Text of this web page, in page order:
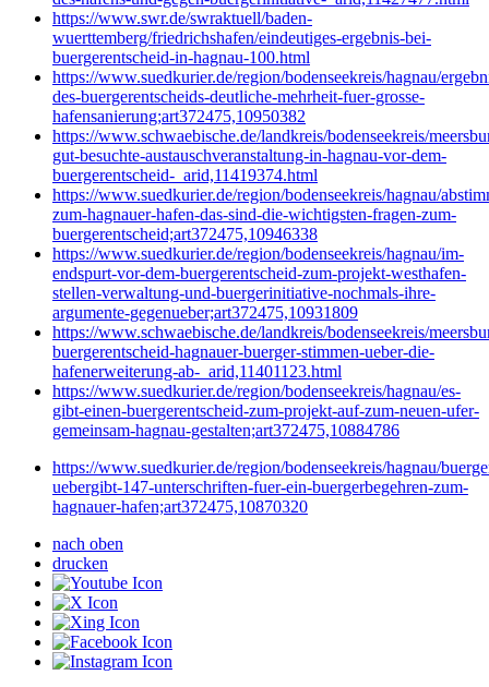
https://www.swr.de/swraktuell/baden-
wuerttemberg/friedrichshafen/eindeutiges-ergebnis-bei-
buergerentscheid-in-hagnau-100.html
https://www.suedkurier.de/region/bodenseekreis/hagnau/
des-buergerentscheids-deutliche-mehrheit-fuer-grosse-
hafensanierung;art372475,10950382
https://www.schwaebische.de/landkreis/bodenseekreis/
gut-besuchte-austauschveranstaltung-in-hagnau-vor-dem-
buergerentscheid-_arid,11419374.html
https://www.suedkurier.de/region/bodenseekreis/hagnau/
zum-hagnauer-hafen-das-sind-die-wichtigsten-fragen-zum-
buergerentscheid;art372475,10946338
https://www.suedkurier.de/region/bodenseekreis/hagnau/im-
endspurt-vor-dem-buergerentscheid-zum-projekt-westhafen-
stellen-verwaltung-und-buergerinitiative-nochmals-ihre-
argumente-gegenueber;art372475,10931809
https://www.schwaebische.de/landkreis/bodenseekreis/
buergerentscheid-hagnauer-buerger-stimmen-ueber-die-
hafenerweiterung-ab-_arid,11401123.html
https://www.suedkurier.de/region/bodenseekreis/hagnau/es-
gibt-einen-buergerentscheid-zum-projekt-auf-zum-neuen-ufer-
gemeinsam-hagnau-gestalten;art372475,10884786
https://www.suedkurier.de/region/bodenseekreis/hagnau/
uebergibt-147-unterschriften-fuer-ein-buergerbegehren-zum-
hagnauer-hafen;art372475,10870320
nach oben
drucken